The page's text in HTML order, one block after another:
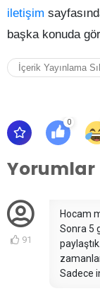
iletişim
başka konuda
İçerik Yayınlama
0
Yorumlar
91
Hocam
Sonra 5
Sadece